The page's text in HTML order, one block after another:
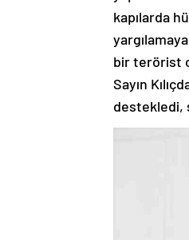
kapılarda
bir terörist
Sayın
destekledi,